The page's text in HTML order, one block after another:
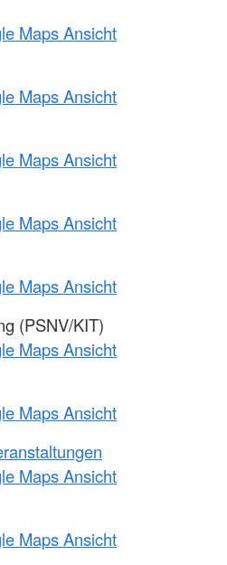
Maps Ansicht
Maps Ansicht
Maps Ansicht
Maps Ansicht
Maps Ansicht
(PSNV/KIT)
Maps Ansicht
Maps Ansicht
Maps Ansicht
Maps Ansicht